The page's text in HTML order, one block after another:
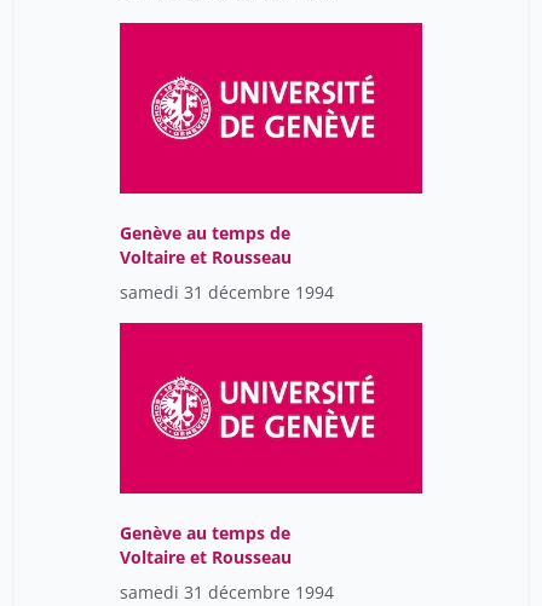
Genève au temps de
Voltaire et Rousseau
samedi 31 décembre 1994
Genève au temps de
Voltaire et Rousseau
samedi 31 décembre 1994